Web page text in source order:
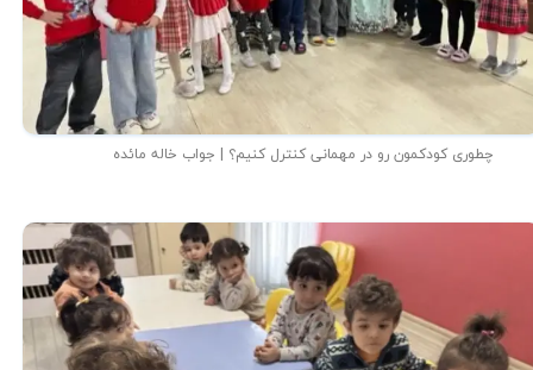
چطوری کودکمون رو در مهمانی کنترل کنیم؟ | جواب خاله مائده